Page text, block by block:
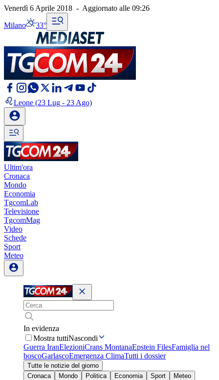
Venerdì 6 Aprile 2018 - Aggiornato alle 09:26
Milano 33°
Leone (23 Lug - 23 Ago)
Ultim'ora
Cronaca
Mondo
Economia
TgcomLab
Televisione
TgcomMag
Video
Schede
Sport
Meteo
In evidenza
Mostra tuttiNascondi
Guerra IranElezioniCrans MontanaEpstein FilesFamiglia nel
boscoGarlascoEmergenza ClimaTutti i dossier
Tutte le notizie del giorno
Cronaca
Mondo Politica Economia Sport
Meteo